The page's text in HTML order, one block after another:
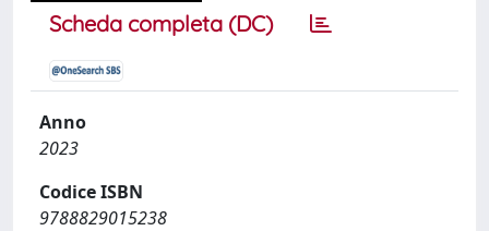
Scheda completa (DC)
Anno
2023
Codice ISBN
9788829015238